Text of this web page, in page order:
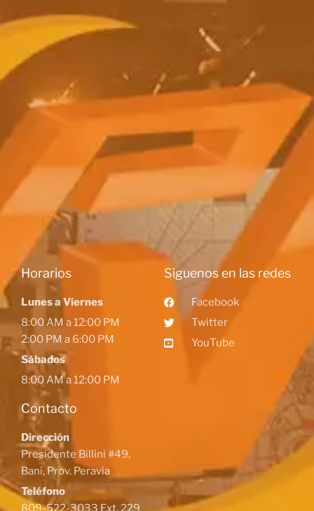
Horarios
Lunes a Viernes
8:00 AM a 12:00 PM
2:00 PM a 6:00 PM
Sábados
8:00 AM a 12:00 PM
Contacto
Dirección
Presidente Billini #49,
Baní, Prov. Peravia
Teléfono
809-522-3033 Ext. 229
Siguenos en las redes
Facebook
Twitter
YouTube